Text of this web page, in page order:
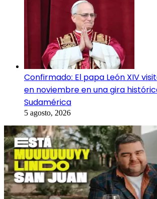
Confirmado: El papa León XIV
en noviembre en una gira
Sudamérica
5 agosto, 2026